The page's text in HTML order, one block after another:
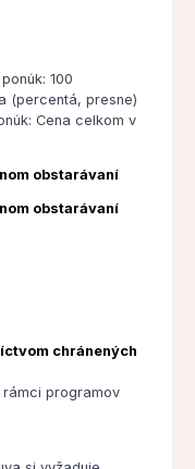
100
(percentá, presne)
Cena celkom v
obstarávaní
obstarávaní
chránených
rámci programov